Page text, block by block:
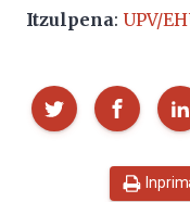
Itzulpena: UPV/
Partekatu